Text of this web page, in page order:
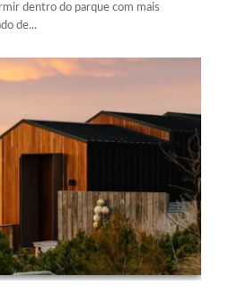
dentro do parque com mais
de...